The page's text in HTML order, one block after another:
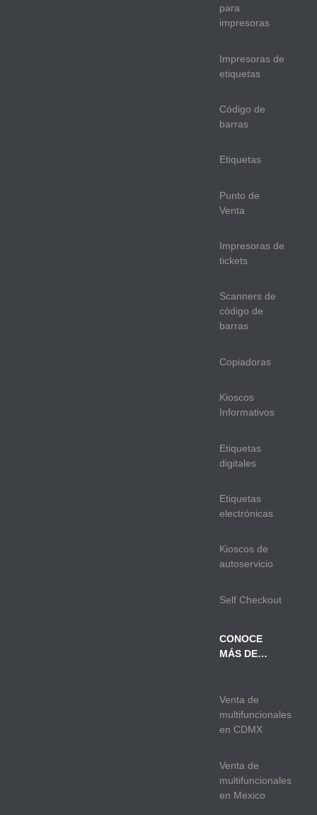
para
impresoras
Impresoras de
etiquetas
Código de
barras
Etiquetas
Punto de
Venta
Impresoras de
tickets
Scanners de
código de
barras
Copiadoras
Kioscos
Informativos
Etiquetas
digitales
Etiquetas
electrónicas
Kioscos de
autoservicio
Self Checkout
CONOCE
MÁS DE…
Venta de
multifuncionales
en CDMX
Venta de
multifuncionales
en Mexico